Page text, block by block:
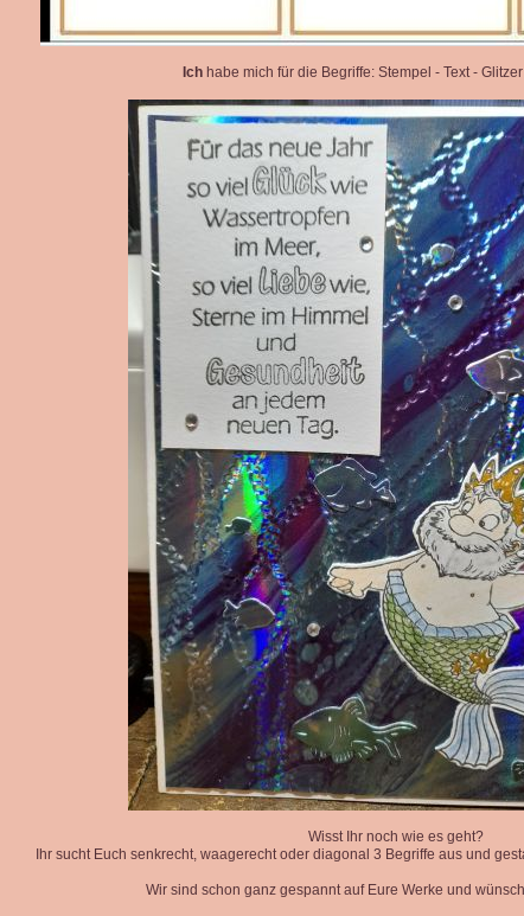
Ichhabe mich für die Begriffe: Stempel - Text -
Wisst Ihr noch wie es geht?
Ihr sucht Euch senkrecht, waagerecht oder diagonal 3 Begriffe aus und
Wir sind schon ganz gespannt auf Eure Werke und